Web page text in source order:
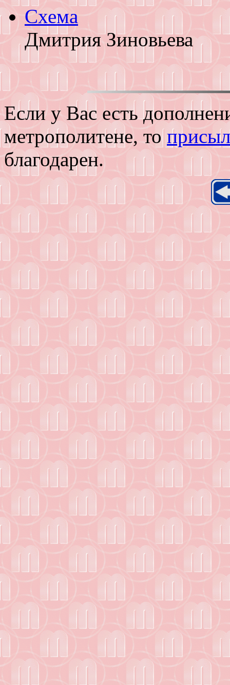
Схема
Дмитрия Зиновьева
Если у Вас есть
метрополитене, то
благодарен.